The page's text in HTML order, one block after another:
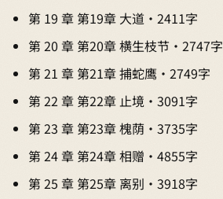
第 19 章 第19章 大道 · 2411字
第 20 章 第20章 横生枝节 · 2747字
第 21 章 第21章 捕蛇鹰 · 2749字
第 22 章 第22章 止境 · 3091字
第 23 章 第23章 槐荫 · 3735字
第 24 章 第24章 相赠 · 4855字
第 25 章 第25章 离别 · 3918字